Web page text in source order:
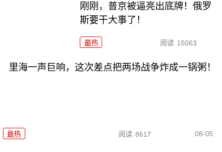
刚刚，普京被逼亮出底牌！俄罗
斯要干大事了！
最热 阅读 15063
里海一声巨响，这次差点把两场战争炸成一锅粥！
最热 阅读 8617 08-05